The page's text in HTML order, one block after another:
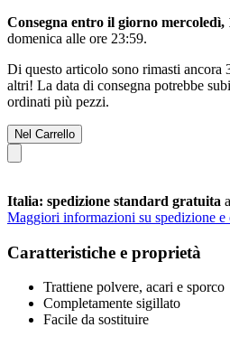
Consegna entro il giorno mercoledì,
domenica alle ore 23:59.
Di questo articolo sono rimasti ancora
altri! La data di consegna potrebbe
ordinati più pezzi.
Nel Carrello
Italia: spedizione standard gratuita
Maggiori informazioni su spedizione e
Caratteristiche e proprietà
Trattiene polvere, acari e sporco
Completamente sigillato
Facile da sostituire